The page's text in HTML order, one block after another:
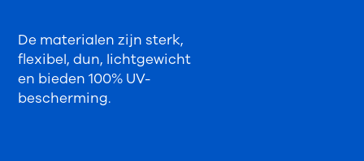
De materialen zijn sterk,
flexibel, dun, lichtgewicht
en bieden 100% UV-
bescherming.